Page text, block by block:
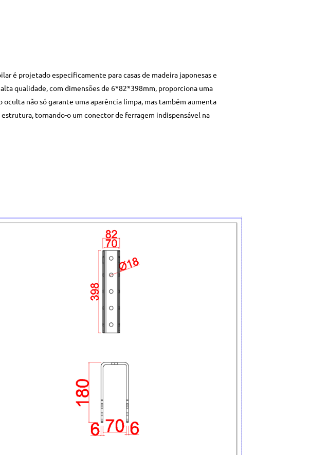
é projetado especificamente para casas de madeira japonesas e
qualidade, com dimensões de 6*82*398mm, proporciona uma
oculta não só garante uma aparência limpa, mas também aumenta
tornando-o um conector de ferragem indispensável na